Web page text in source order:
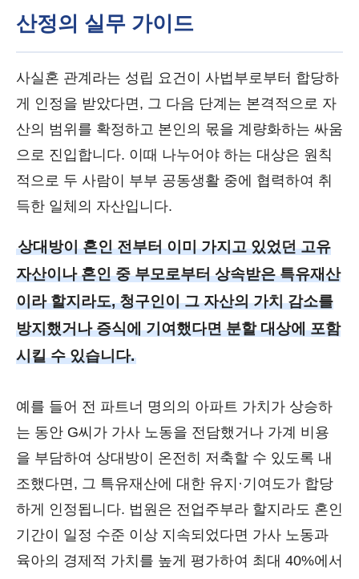
산정의 실무 가이드
사실혼 관계라는 성립 요건이 사법부로부터 합당하
게 인정을 받았다면, 그 다음 단계는 본격적으로 자
산의 범위를 확정하고 본인의 몫을 계량화하는 싸움
으로 진입합니다. 이때 나누어야 하는 대상은 원칙
적으로 두 사람이 부부 공동생활 중에 협력하여 취
득한 일체의 자산입니다.
상대방이 혼인 전부터 이미 가지고 있었던 고유
자산이나 혼인 중 부모로부터 상속받은 특유재산
이라 할지라도, 청구인이 그 자산의 가치 감소를
방지했거나 증식에 기여했다면 분할 대상에 포함
시킬 수 있습니다.
예를 들어 전 파트너 명의의 아파트 가치가 상승하
는 동안 G씨가 가사 노동을 전담했거나 가계 비용
을 부담하여 상대방이 온전히 저축할 수 있도록 내
조했다면, 그 특유재산에 대한 유지·기여도가 합당
하게 인정됩니다. 법원은 전업주부라 할지라도 혼인
기간이 일정 수준 이상 지속되었다면 가사 노동과
육아의 경제적 가치를 높게 평가하여 최대 40%에서